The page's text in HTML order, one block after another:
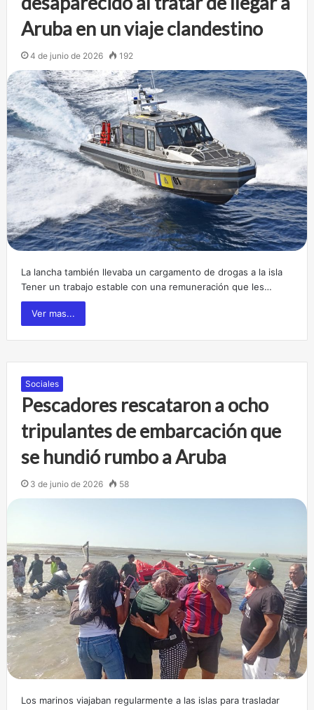
Aruba en un viaje clandestino
4 de junio de 2026 192
La lancha también llevaba un cargamento de drogas a la isla
Tener un trabajo estable con una remuneración que les…
Ver mas...
Sociales
Pescadores rescataron a ocho
tripulantes de embarcación que
se hundió rumbo a Aruba
3 de junio de 2026 58
Los marinos viajaban regularmente a las islas para trasladar